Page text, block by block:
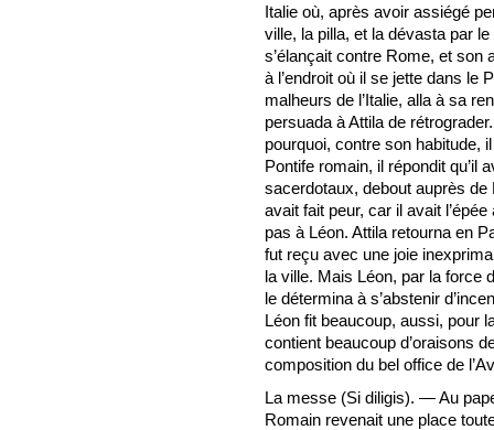
Italie où, après avoir assiégé
ville, la pilla, et la dévasta par
s’élançait contre Rome, et
à l’endroit où il se jette dans le
malheurs de l’Italie, alla à sa
persuada à Attila de
pourquoi, contre son habitude,
Pontife romain, il répondit qu’il
sacerdotaux, debout auprès de
avait fait peur, car il avait
pas à Léon. Attila retourna en
fut reçu avec une joie
la ville. Mais Léon, par la force
le détermina à s’abstenir
Léon fit beaucoup, aussi, pour
contient beaucoup d’oraisons
composition du bel office de
La messe (Si diligis). — Au
Romain revenait une place